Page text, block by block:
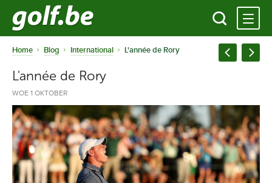
Home Blog International L'année de Rory
L'année de Rory
WOE 1 OKTOBER